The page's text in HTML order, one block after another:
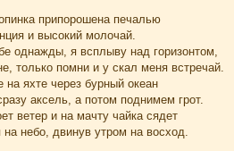
припорошена печалью
и высокий молочай.
однажды, я всплыву над горизонтом,
только помни и у скал меня встречай.
на яхте через бурный океан
аксель, а потом поднимем грот.
ветер и на мачту чайка сядет
небо, двинув утром на восход.